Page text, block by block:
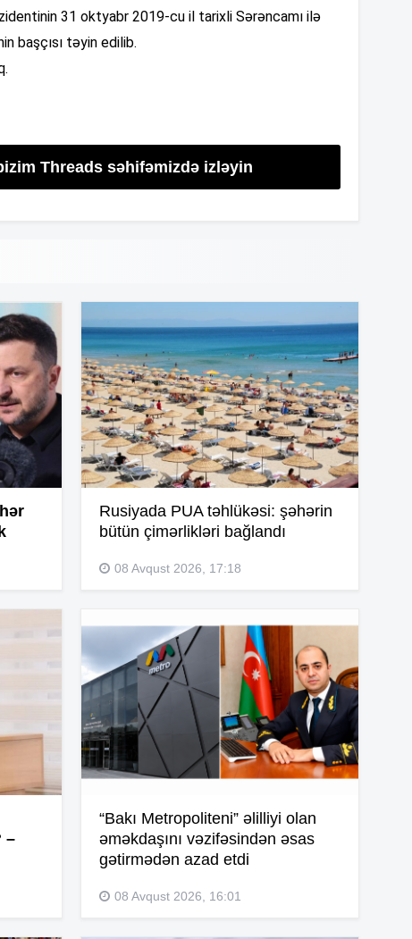
31 oktyabr 2019-cu il tarixli Sərəncamı ilə
başçısı təyin edilib.
Threads səhifəmizdə izləyin
Rusiyada PUA təhlükəsi: şəhərin
bütün çimərlikləri bağlandı
08 Avqust 2026, 17:18
–
“Bakı Metropoliteni” əlilliyi olan
əməkdaşını vəzifəsindən əsas
gətirmədən azad etdi
08 Avqust 2026, 16:01